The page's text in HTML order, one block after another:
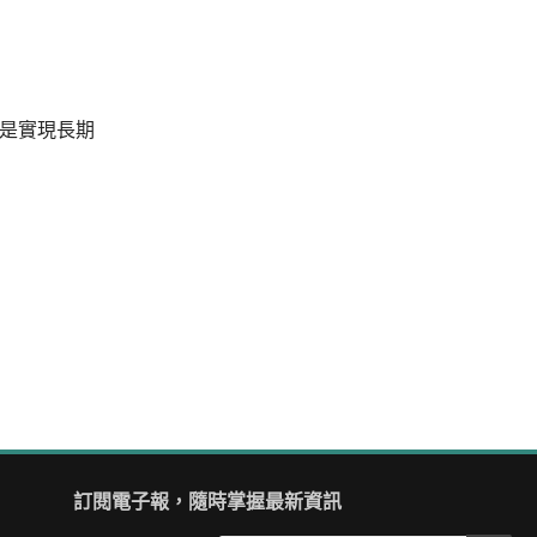
實現長期
訂閱電子報，隨時掌握最新資訊